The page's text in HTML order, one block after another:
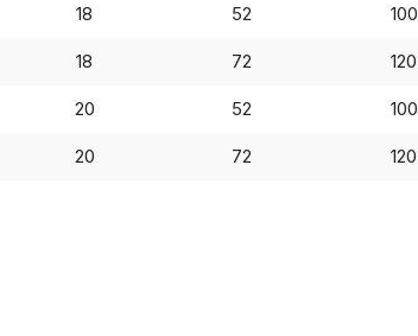
18 52 100
18 72 120
20 52 100
20 72 120